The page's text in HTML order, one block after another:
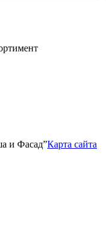
и Фасад”Карта сайта